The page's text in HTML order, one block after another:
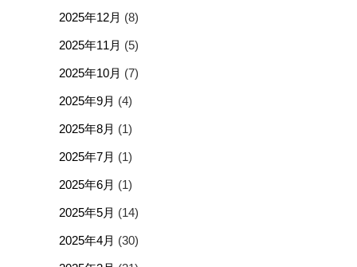
2025年12月 (8)
2025年11月 (5)
2025年10月 (7)
2025年9月 (4)
2025年8月 (1)
2025年7月 (1)
2025年6月 (1)
2025年5月 (14)
2025年4月 (30)